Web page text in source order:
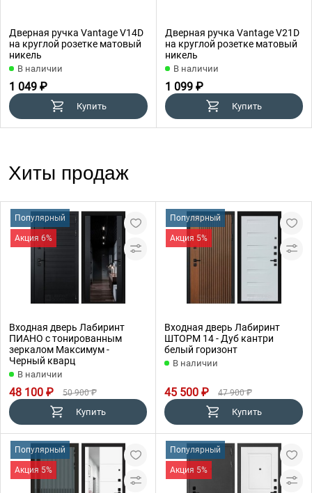
Дверная ручка Vantage V14D
на круглой розетке матовый
никель
В наличии
1 049 ₽
Купить
Дверная ручка Vantage V21D
на круглой розетке матовый
никель
В наличии
1 099 ₽
Купить
Хиты продаж
Популярный
Акция 6%
Входная дверь Лабиринт
ПИАНО с тонированным
зеркалом Максимум -
Черный кварц
В наличии
48 100 ₽ 50 900 ₽
Купить
Популярный
Акция 5%
Входная дверь Лабиринт
ШТОРМ 14 - Дуб кантри
белый горизонт
В наличии
45 500 ₽ 47 900 ₽
Купить
Популярный
Акция 5%
Популярный
Акция 5%